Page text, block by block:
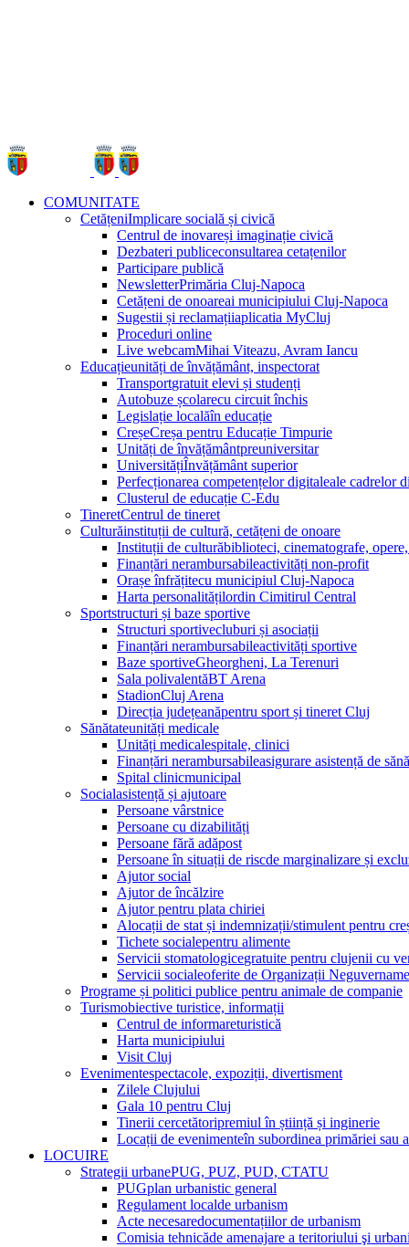
COMUNITATE
CetățeniImplicare socială și civică
Centrul de inovareși imaginație civică
Dezbateri publiceconsultarea cetațenilor
Participare publică
NewsletterPrimăria Cluj-Napoca
Cetățeni de onoareai municipiului Cluj-Napoca
Sugestii și reclamațiiaplicatia MyCluj
Proceduri online
Live webcamMihai Viteazu, Avram Iancu
Educațieunități de învățământ, inspectorat
Transportgratuit elevi și studenți
Autobuze școlarecu circuit închis
Legislație localăîn educație
CreșeCreșa pentru Educație Timpurie
Unități de învățământpreuniversitar
UniversitățiÎnvățământ superior
Perfecționarea competențelor digitaleale cadrelor
Clusterul de educație C-Edu
TineretCentrul de tineret
Culturăinstituții de cultură, cetățeni de onoare
Instituții de culturăbiblioteci, cinematografe,
Finanțări nerambursabileactivități non-profit
Orașe înfrățitecu municipiul Cluj-Napoca
Harta personalitățilordin Cimitirul Central
Sportstructuri și baze sportive
Structuri sportivecluburi și asociații
Finanțări nerambursabileactivități sportive
Baze sportiveGheorgheni, La Terenuri
Sala polivalentăBT Arena
StadionCluj Arena
Direcția județeanăpentru sport și tineret Cluj
Sănătateunități medicale
Unități medicalespitale, clinici
Finanțări nerambursabileasigurare asistență de
Spital clinicmunicipal
Socialasistență și ajutoare
Persoane vârstnice
Persoane cu dizabilități
Persoane fără adăpost
Persoane în situații de riscde marginalizare și
Ajutor social
Ajutor de încălzire
Ajutor pentru plata chiriei
Alocații de stat și indemnizații/stimulent pentru
Tichete socialepentru alimente
Servicii stomatologicegratuite pentru clujenii cu
Servicii socialeoferite de Organizații
Programe și politici publice pentru animale de companie
Turismobiective turistice, informații
Centrul de informareturistică
Harta municipiului
Visit Cluj
Evenimentespectacole, expoziții, divertisment
Zilele Clujului
Gala 10 pentru Cluj
Tinerii cercetătoripremiul în știință și inginerie
Locații de evenimenteîn subordinea primăriei sau
LOCUIRE
Strategii urbanePUG, PUZ, PUD, CTATU
PUGplan urbanistic general
Regulament localde urbanism
Acte necesaredocumentațiilor de urbanism
Comisia tehnicăde amenajare a teritoriului şi